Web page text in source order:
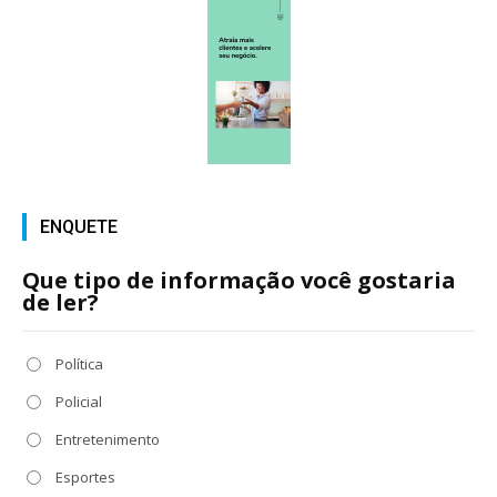
ENQUETE
Que tipo de informação você gostaria
de ler?
Política
Policial
Entretenimento
Esportes